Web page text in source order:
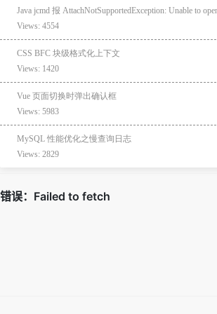
Java jcmd 报 AttachNotSupportedException: Unable to
Views: 4554
CSS BFC 块级格式化上下文
Views: 1420
Vue 页面切换时弹出确认框
Views: 5983
MySQL 性能优化之慢查询日志
Views: 2829